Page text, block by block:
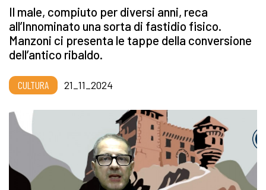
Il male, compiuto per diversi anni, reca
all’Innominato una sorta di fastidio fisico.
Manzoni ci presenta le tappe della conversione
dell’antico ribaldo.
CULTURA 21_11_2024